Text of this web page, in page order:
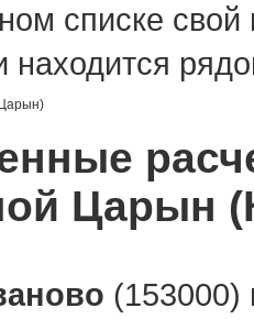
списке
находится
Царын